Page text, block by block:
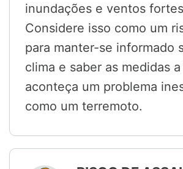
inundações e ventos
Considere isso como um
para manter-se informado
clima e saber as medidas
aconteça um problema
como um terremoto.